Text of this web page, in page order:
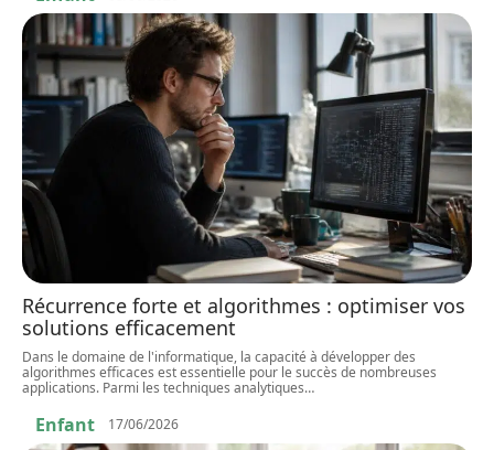
Récurrence forte et algorithmes : optimiser vos
solutions efficacement
Dans le domaine de l'informatique, la capacité à développer des
algorithmes efficaces est essentielle pour le succès de nombreuses
applications. Parmi les techniques analytiques…
Enfant 17/06/2026